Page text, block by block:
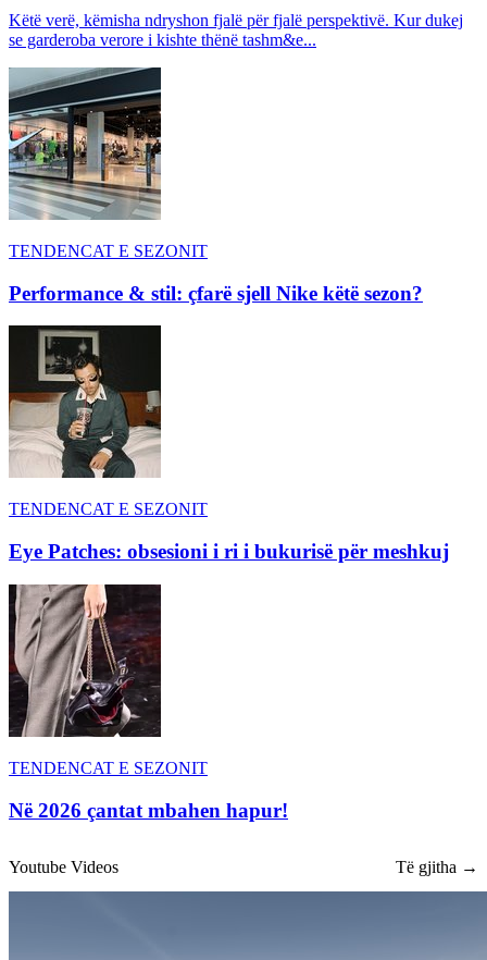
Këtë verë, këmisha ndryshon fjalë për fjalë perspektivë. Kur dukej
se garderoba verore i kishte thënë tashm&e...
TENDENCAT E SEZONIT
Performance & stil: çfarë sjell Nike këtë sezon?
TENDENCAT E SEZONIT
Eye Patches: obsesioni i ri i bukurisë për meshkuj
TENDENCAT E SEZONIT
Në 2026 çantat mbahen hapur!
Youtube Videos Të gjitha →